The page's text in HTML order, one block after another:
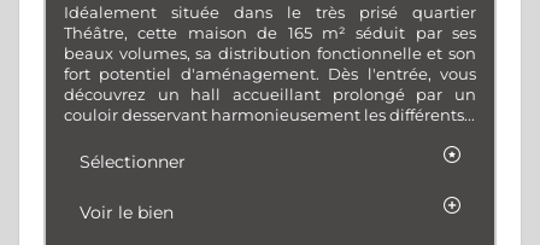
Idéalement située dans le très prisé quartier
Théâtre, cette maison de 165 m² séduit par ses
beaux volumes, sa distribution fonctionnelle et son
fort potentiel d'aménagement. Dès l'entrée, vous
découvrez un hall accueillant prolongé par un
couloir desservant harmonieusement les différents...
Sélectionner
Voir le bien